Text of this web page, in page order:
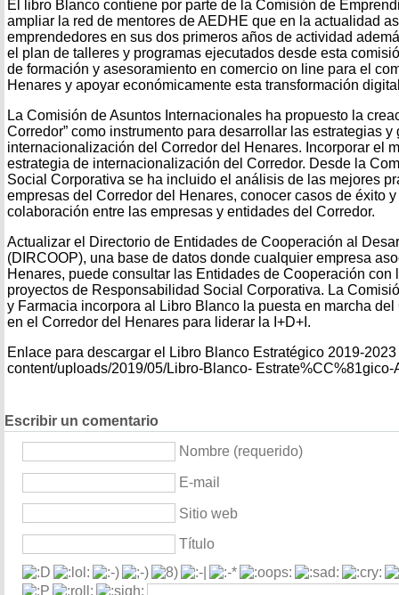
El libro Blanco contiene por parte de la Comisión de
ampliar la red de mentores de AEDHE que en la actualidad
emprendedores en sus dos primeros años de actividad
el plan de talleres y programas ejecutados desde esta
de formación y asesoramiento en comercio on line para el
Henares y apoyar económicamente esta transformación
La Comisión de Asuntos Internacionales ha propuesto la
Corredor” como instrumento para desarrollar las estrategias
internacionalización del Corredor del Henares. Incorporar el
estrategia de internacionalización del Corredor. Desde la
Social Corporativa se ha incluido el análisis de las mejores
empresas del Corredor del Henares, conocer casos de éxito
colaboración entre las empresas y entidades del Corredor.
Actualizar el Directorio de Entidades de Cooperación al
(DIRCOOP), una base de datos donde cualquier empresa
Henares, puede consultar las Entidades de Cooperación con
proyectos de Responsabilidad Social Corporativa. La
y Farmacia incorpora al Libro Blanco la puesta en marcha
en el Corredor del Henares para liderar la I+D+I.
Enlace para descargar el Libro Blanco Estratégico 2019-
content/uploads/2019/05/Libro-Blanco-
Escribir un comentario
Nombre (requerido)
E-mail
Sitio web
Título